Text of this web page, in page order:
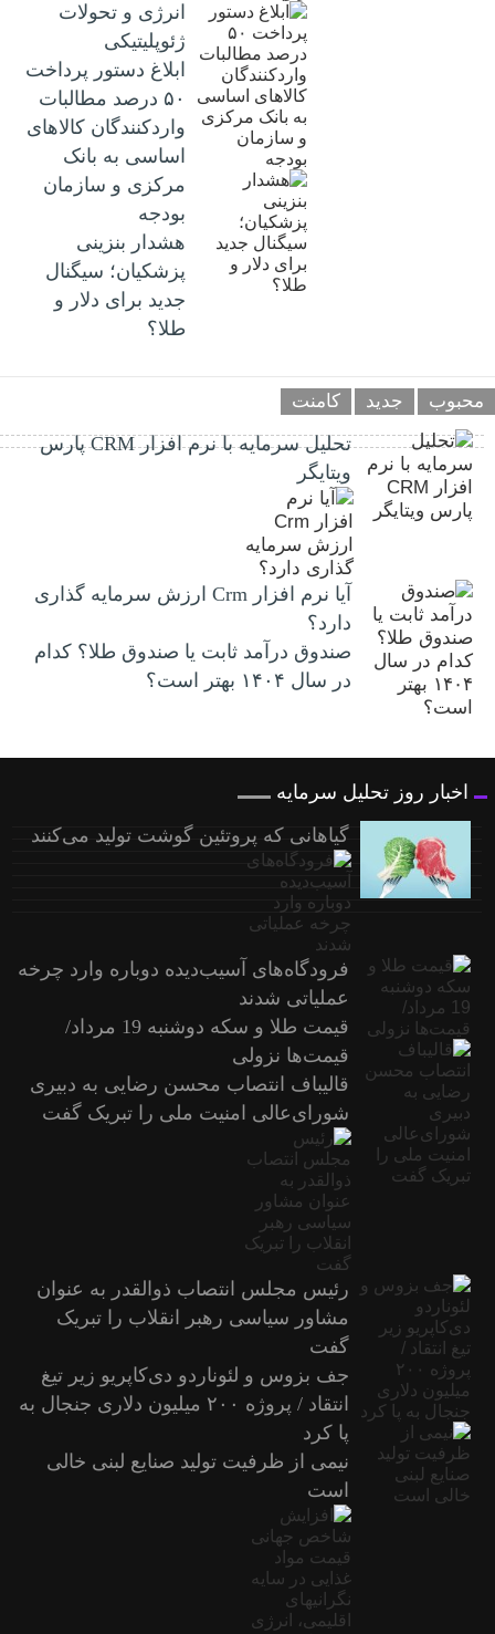
انرژی و تحولات
ژئوپلیتیکی
ابلاغ دستور پرداخت
۵۰ درصد مطالبات
واردکنندگان کالاهای
اساسی به بانک
مرکزی و سازمان
بودجه
هشدار بنزینی
پزشکیان؛ سیگنال
جدید برای دلار و
طلا؟
محبوب جدید کامنت
تحلیل سرمایه با نرم افزار CRM پارس
ویتایگر
آیا نرم افزار Crm ارزش سرمایه گذاری
دارد؟
صندوق درآمد ثابت یا صندوق طلا؟ کدام
در سال ۱۴۰۴ بهتر است؟
اخبار روز تحلیل سرمایه
گیاهانی که پروتئین گوشت تولید می‌کنند
فرودگاه‌های آسیب‌دیده دوباره وارد چرخه
عملیاتی شدند
قیمت طلا و سکه دوشنبه 19 مرداد/
قیمت‌ها نزولی
قالیباف انتصاب محسن رضایی به دبیری
شورای‌عالی امنیت ملی را تبریک گفت
رئیس مجلس انتصاب ذوالقدر به عنوان
مشاور سیاسی رهبر انقلاب را تبریک
گفت
جف بزوس و لئوناردو دی‌کاپریو زیر تیغ
انتقاد / پروژه ۲۰۰ میلیون دلاری جنجال به
پا کرد
نیمی از ظرفیت تولید صنایع لبنی خالی
است